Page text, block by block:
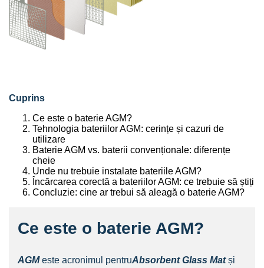
Cuprins
Ce este o baterie AGM?
Tehnologia bateriilor AGM: cerințe și cazuri de
utilizare
Baterie AGM vs. baterii convenționale: diferențe
cheie
Unde nu trebuie instalate bateriile AGM?
Încărcarea corectă a bateriilor AGM: ce trebuie să știți
Concluzie: cine ar trebui să aleagă o baterie AGM?
Ce este o baterie AGM?
AGMeste acronimul pentruAbsorbent Glass Matși